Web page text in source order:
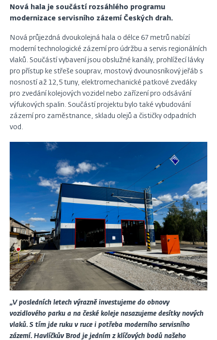
Nová hala je součástí rozsáhlého programu
modernizace servisního zázemí Českých drah.
Nová průjezdná dvoukolejná hala o délce 67 metrů nabízí
moderní technologické zázemí pro údržbu a servis regionálních
vlaků. Součástí vybavení jsou obslužné kanály, prohlížecí lávky
pro přístup ke střeše souprav, mostový dvounosníkový jeřáb s
nosností až 12,5 tuny, elektromechanické patkové zvedáky
pro zvedání kolejových vozidel nebo zařízení pro odsávání
výfukových spalin. Součástí projektu bylo také vybudování
zázemí pro zaměstnance, skladu olejů a čističky odpadních
vod.
„V posledních letech výrazně investujeme do obnovy
vozidlového parku a na české koleje nasazujeme desítky nových
vlaků. S tím jde ruku v ruce i potřeba moderního servisního
zázemí. Havlíčkův Brod je jedním z klíčových bodů našeho